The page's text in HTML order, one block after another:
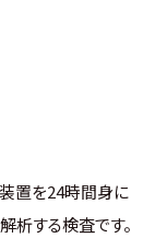
置を24時間身に
析する検査です。